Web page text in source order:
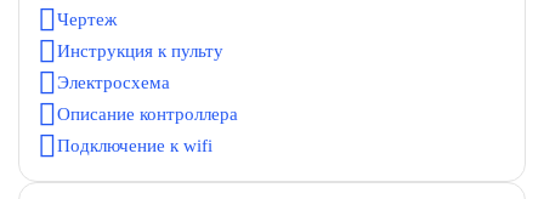
Чертеж
Инструкция к пульту
Электросхема
Описание контроллера
Подключение к wifi